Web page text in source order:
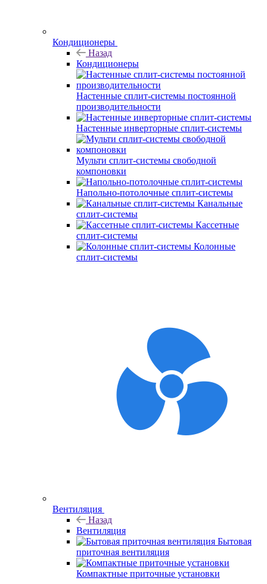
Кондиционеры
Назад
Кондиционеры
Настенные сплит-системы постоянной
производительности
Настенные инверторные сплит-системы
Мульти сплит-системы свободной
компоновки
Напольно-потолочные сплит-системы
Канальные
сплит-системы
Кассетные
сплит-системы
Колонные
сплит-системы
Вентиляция
Назад
Вентиляция
Бытовая
приточная вентиляция
Компактные приточные установки